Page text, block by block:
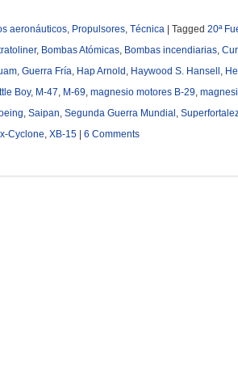
aeronáuticos, Propulsores, Técnica | Tagged 20ª
, Bombas Atómicas, Bombas incendiarias,
, Guerra Fría Hap Arnold Haywood S. Hansell
Boy, M-47 M-69 magnesio motores B-29
Saipan Segunda Guerra Mundial
Cyclone XB-15 | 6 Comments